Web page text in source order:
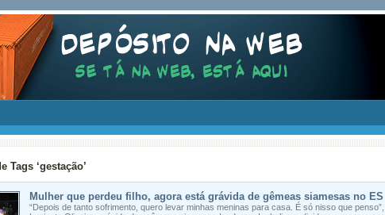
Tags ‘gestação’
Mulher que perdeu filho, agora está grávida de gêmeas siamesas no ES
“Depois de tanto sofrimento, quero levar minhas meninas para casa. É só nisso que